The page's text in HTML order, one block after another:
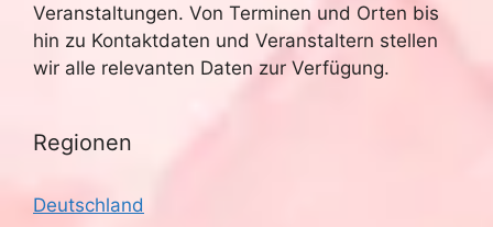
Veranstaltungen. Von Terminen und Orten bis
hin zu Kontaktdaten und Veranstaltern stellen
wir alle relevanten Daten zur Verfügung.
Regionen
Deutschland